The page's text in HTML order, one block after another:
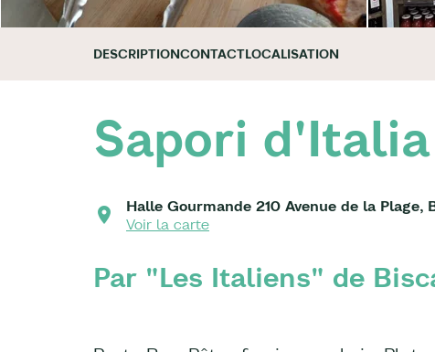
DESCRIPTIONCONTACTLOCALISATION
Sapori d'Italia
Halle Gourmande 210 Avenue de la Plage,
Voir la carte
Par "Les Italiens" de